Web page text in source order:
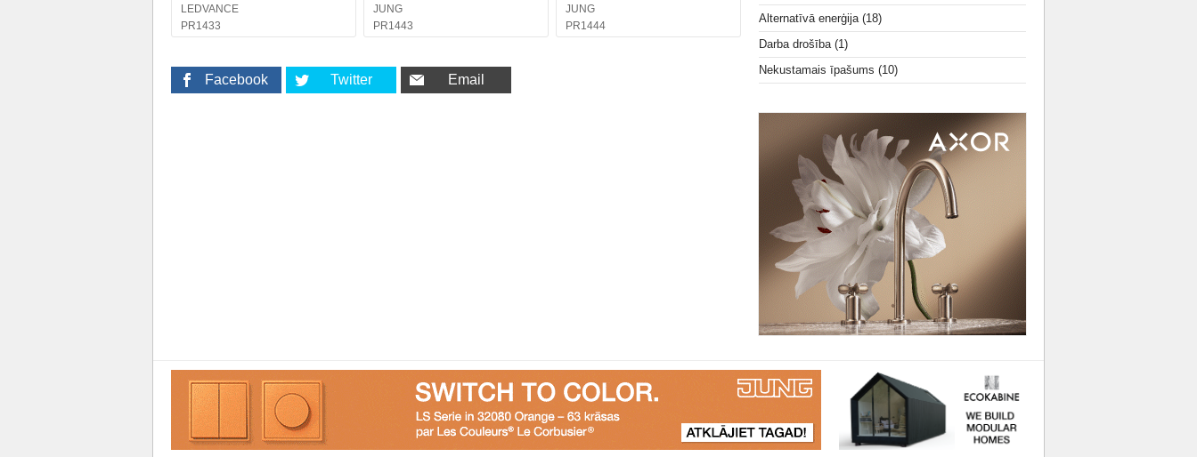
LEDVANCE
PR1433
JUNG
PR1443
JUNG
PR1444
Facebook Twitter Email
Alternatīvā enerģija (18)
Darba drošība (1)
Nekustamais īpašums (10)